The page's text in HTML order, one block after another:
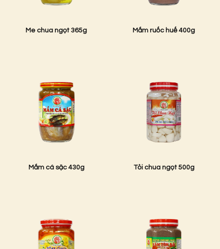
Me chua ngọt 365g Mắm ruốc huế 400g
Mắm cá sặc 430g Tỏi chua ngọt 500g